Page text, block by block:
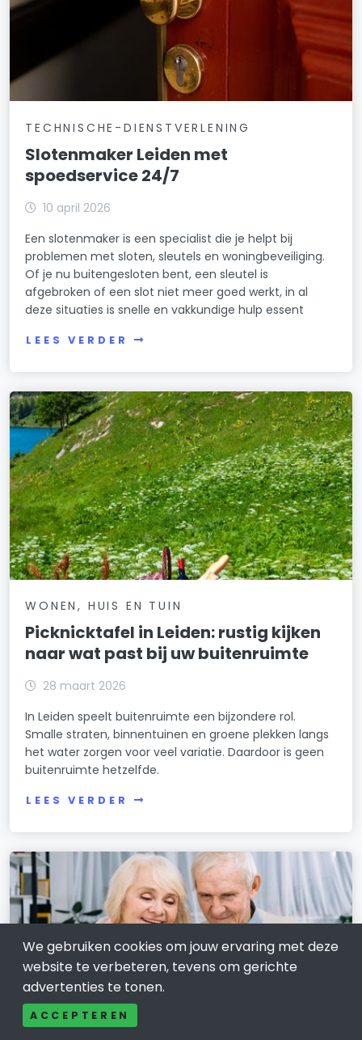
TECHNISCHE-DIENSTVERLENING
Slotenmaker Leiden met
spoedservice 24/7
10 april 2026
Een slotenmaker is een specialist die je helpt bij
problemen met sloten, sleutels en woningbeveiliging.
Of je nu buitengesloten bent, een sleutel is
afgebroken of een slot niet meer goed werkt, in al
deze situaties is snelle en vakkundige hulp essent
LEES VERDER
WONEN, HUIS EN TUIN
Picknicktafel in Leiden: rustig kijken
naar wat past bij uw buitenruimte
28 maart 2026
In Leiden speelt buitenruimte een bijzondere rol.
Smalle straten, binnentuinen en groene plekken langs
het water zorgen voor veel variatie. Daardoor is geen
buitenruimte hetzelfde.
LEES VERDER
We gebruiken cookies om jouw ervaring met deze
website te verbeteren, tevens om gerichte
advertenties te tonen.
ACCEPTEREN